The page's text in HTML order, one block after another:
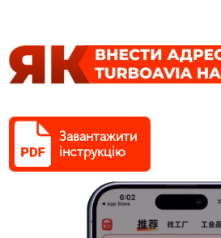
Завантажити
інструкцію